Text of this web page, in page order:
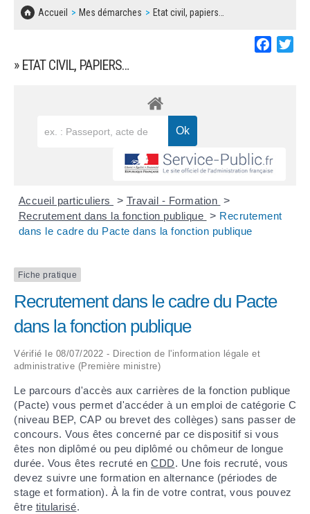
Accueil Mes démarches Etat civil, papiers…
» ETAT CIVIL, PAPIERS…
Accueil particuliers > Travail - Formation >
Recrutement dans la fonction publique > Recrutement
dans le cadre du Pacte dans la fonction publique
Fiche pratique
Recrutement dans le cadre du Pacte
dans la fonction publique
Vérifié le 08/07/2022 - Direction de l'information légale et
administrative (Première ministre)
Le parcours d'accès aux carrières de la fonction publique
(Pacte) vous permet d'accéder à un emploi de catégorie C
(niveau BEP, CAP ou brevet des collèges) sans passer de
concours. Vous êtes concerné par ce dispositif si vous
êtes non diplômé ou peu diplômé ou chômeur de longue
durée. Vous êtes recruté en CDD. Une fois recruté, vous
devez suivre une formation en alternance (périodes de
stage et formation). À la fin de votre contrat, vous pouvez
être titularisé.
CONCERTATIONS PUBLIQUES
SOLIDARITÉ, LOGEMENT
SÉNIORS
DECHETS
BESOIN D'UNE AIDE ?
LES ASSOCIATIONS
MARCHÉS PUBLICS
DOCUMENT D'INFORMATION COMMUNAL
REGLEMENT LOCAL DE PUBLICITÉ
DECLARATION DE DEMARCHAGE
DOSSIER DE DEMANDE DE SUBVENTION
DEMANDE DE PRÊT DE MATERIEL
FICHE D'ORGANISATION MANIFESTATION
PLAN D'ACTION MUNICIPAL
DÉLIBÉRATIONS